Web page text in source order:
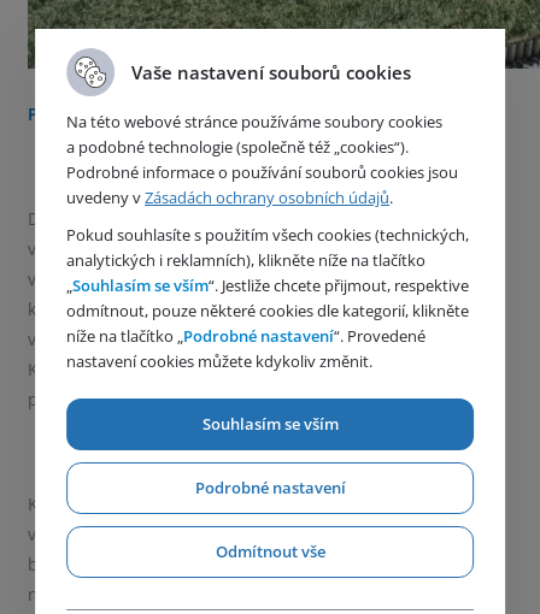
Podnikům už nedostatek vody nemusí omezovat provoz
Dalším případem využití centrální úpravny vody
v kontejneru může být situace, kdy je v obci nutné
vybudovat posilový zdroj vody. Typicky se jedná o případy,
kdy na jejím území začne působit firma s vyšším odběrem
vody, než kolik je schopen zásobit dosavadní obecní zdroj.
K posilovému vrtu se pak instaluje i úpravna, přes kterou
pitná voda míří do části daného území.
K podobné situaci podle Petra Hajného dochází, když se
v rámci rozvoje obce rozrůstá zástavba a spolu s ní obec
buduje také nové vodovodní přípojky, které musejí být
navázané na posilový vrt.
Vaše nastavení souborů cookies
Na této webové stránce používáme soubory cookies
a podobné technologie (společně též „cookies“).
Podrobné informace o používání souborů cookies jsou
uvedeny vZásadách ochrany osobních údajů.
Pokud souhlasíte s použitím všech cookies (technických,
analytických i reklamních), klikněte níže na tlačítko
„Souhlasím se vším“. Jestliže chcete přijmout, respektive
odmítnout, pouze některé cookies dle kategorií, klikněte
níže na tlačítko „ Podrobné nastavení“. Provedené
nastavení cookies můžete kdykoliv změnit.
Souhlasím se vším
Podrobné nastavení
Odmítnout vše